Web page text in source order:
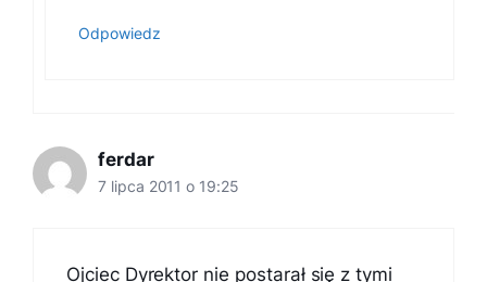
Odpowiedz
ferdar
7 lipca 2011 o 19:25
Ojciec Dyrektor nie postarał się z tymi